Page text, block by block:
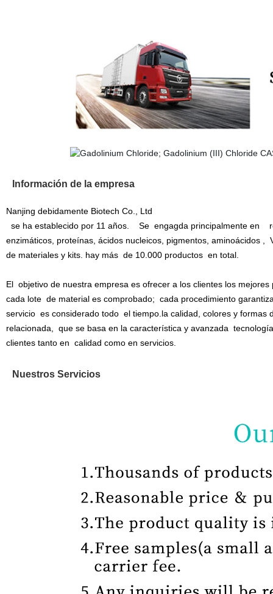
Información de la empresa
Nanjing debidamente Biotech Co., Ltd
se ha establecido por 11 años. Se engagda principalmente en
enzimáticos, proteínas, ácidos nucleicos, pigmentos, aminoácidos
de materiales y kits. hay más de 10.000 productos en total.
El objetivo de nuestra empresa es ofrecer a los clientes los mejores
cada lote de material es comprobado; cada procedimiento
servicioes considerado todo el tiempo.la calidad, colores y
relacionada, que se basa en la característica y avanzada
clientes tanto en calidad como en servicios.
Nuestros Servicios